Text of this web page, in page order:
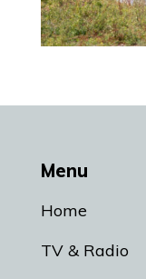
Menu
Home
TV & Radio